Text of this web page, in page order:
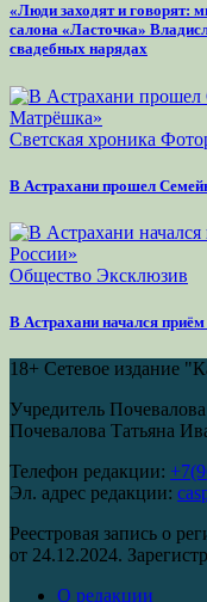
«Люди заходят и говорят:
салона «Ласточка»
свадебных нарядах
Светская хроника
В Астрахани прошел
Общество Эксклюзив
В Астрахани начался
18+ Сетевое издание
Учредитель
Почевалова Татьяна
Телефон редакции:
Эл. адрес редакции:
Реестровая запись о
от 24.12.2024.
О редакции